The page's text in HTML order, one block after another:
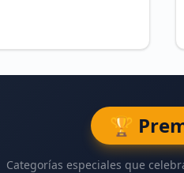
🏆
Categorías especiales que